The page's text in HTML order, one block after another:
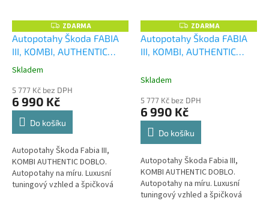
Z
D
A
R
ZDARMA
Autopotahy Škoda FABIA
III, KOMBI, AUTHENTIC
DOBLO, matrix černý
úklid Smart Microfiber
zdarma v hodnotě 329,-Kč
Průměrné
produktu
je
5,0
hvězdiček.
Skladem
5 777 Kč bez DPH
6 990 Kč
Do košíku
Autopotahy Škoda Fabia III,
KOMBI AUTHENTIC DOBLO.
Autopotahy na míru. Luxusní
tuningový vzhled a špičková
Z
D
A
R
ZDARMA
Autopotahy Škoda FABIA
III, KOMBI, AUTHENTIC
OPTIMÁL utěrka na auto i
zdarma v hodnotě 329,-Kč
Skladem
5 777 Kč bez DPH
6 990 Kč
Do košíku
Autopotahy Škoda Fabia III,
KOMBI AUTHENTIC DOBLO.
Autopotahy na míru. Luxusní
tuningový vzhled a špičková